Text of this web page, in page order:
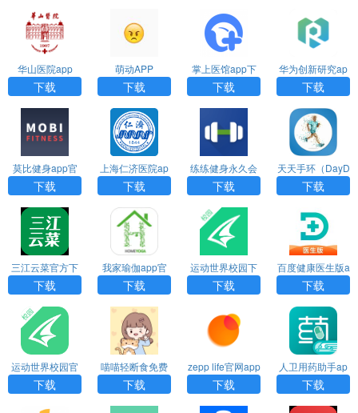
华山医院app
下载
萌动APP
下载
掌上医馆app下
载最新版本
下载
华为创新研究ap
p下载官网版
下载
莫比健身app官
网下载
下载
上海仁济医院ap
p
下载
练练健身永久会
员版本
下载
天天手环（DayD
ay Band）app
下载
三江云菜官方下
载app
下载
我家瑜伽app官
方下载最新版
下载
运动世界校园下
载官方版
下载
百度健康医生版a
pp下载安装最新
版
下载
运动世界校园官
方版下载
下载
喵喵轻断食免费
版
下载
zepp life官网app
下载
下载
人卫用药助手ap
p下载
下载